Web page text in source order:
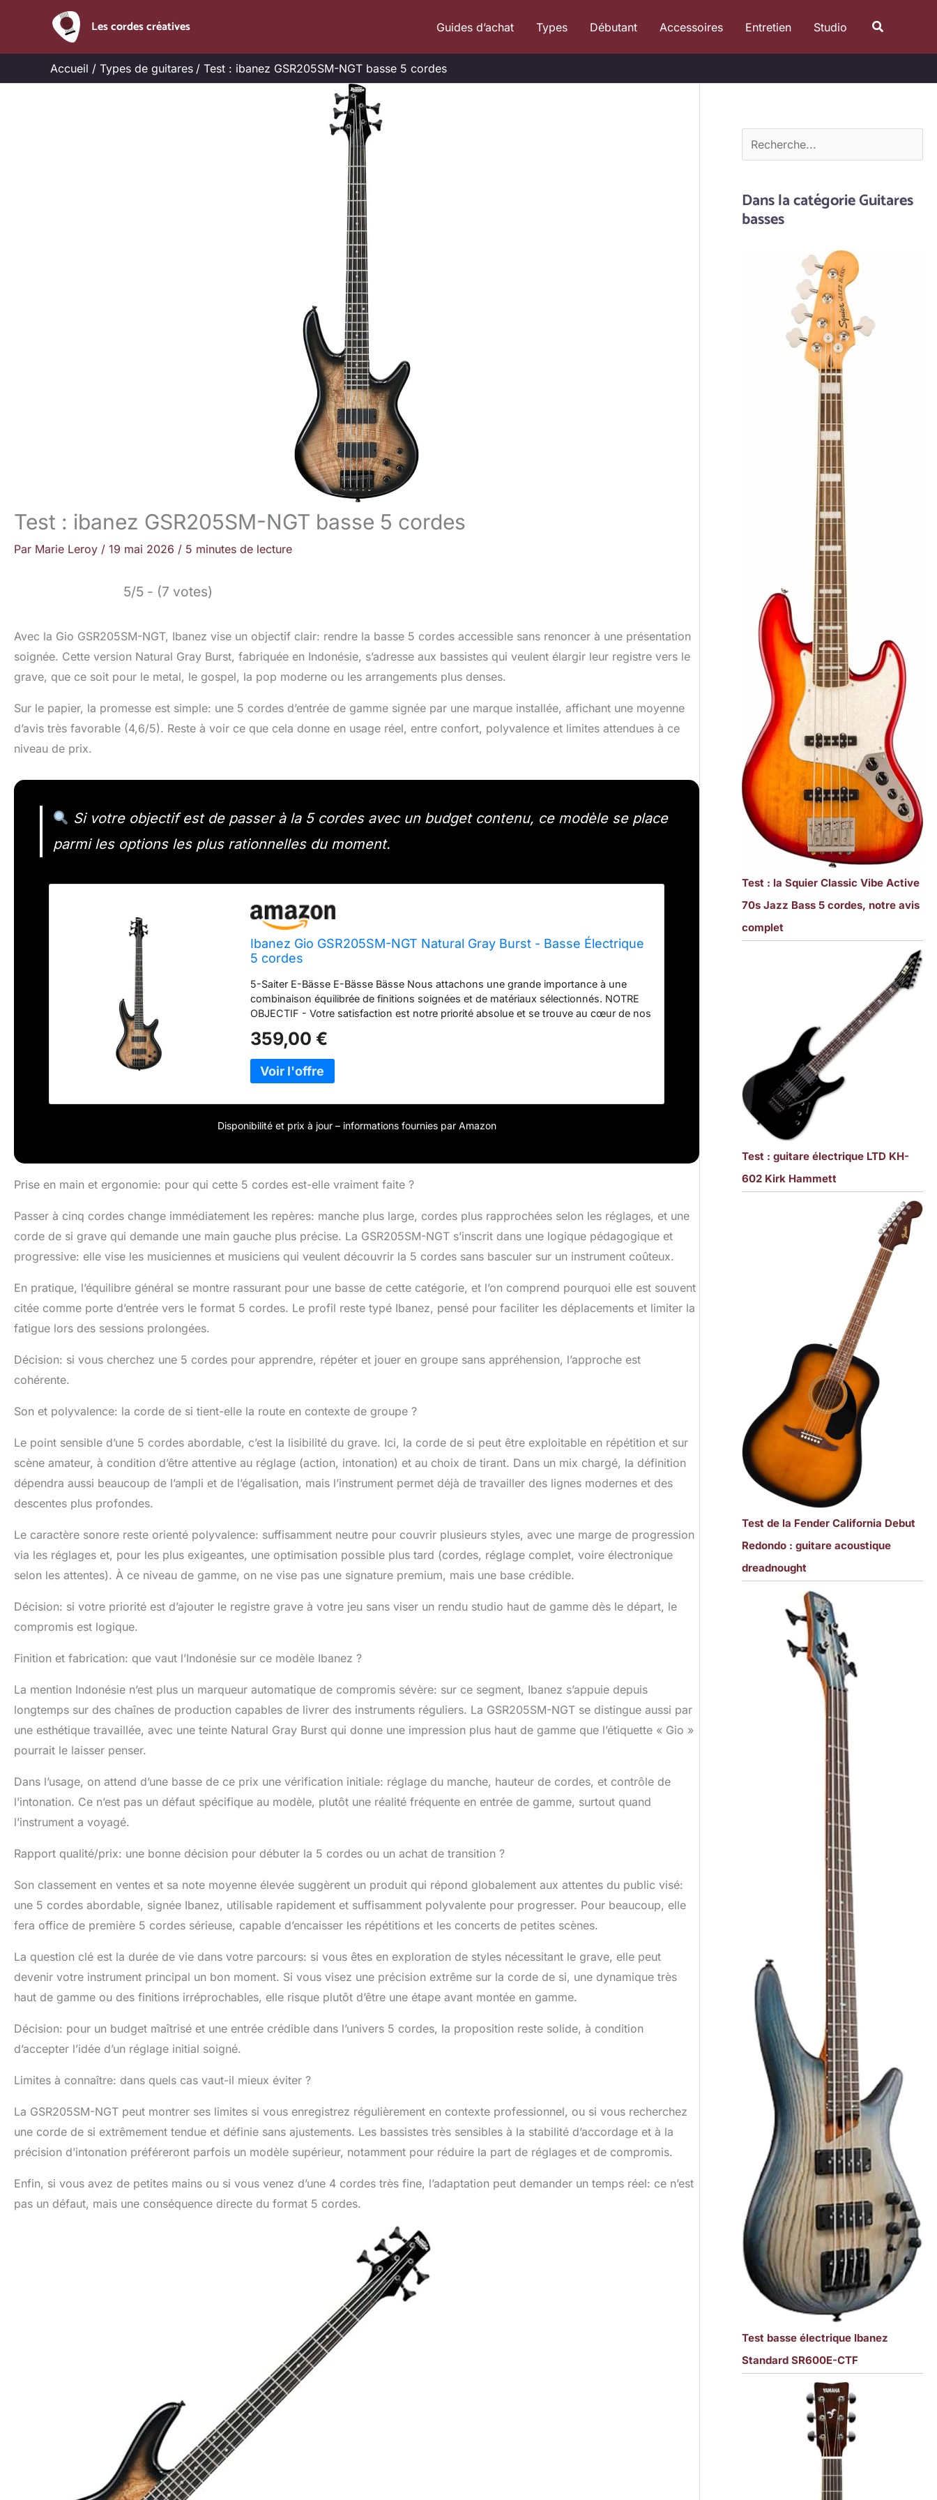
Les cordes créatives Guides d’achat Types Débutant Accessoires Entretien Studio
Accueil Types de guitares Test : ibanez GSR205SM-NGT basse 5 cordes
Test : ibanez GSR205SM-NGT basse 5 cordes
Par Marie Leroy / 19 mai 2026 / 5 minutes de lecture
5/5 - (7 votes)
Avec la Gio GSR205SM-NGT, Ibanez vise un objectif clair: rendre la basse 5 cordes accessible sans renoncer à une présentation
soignée. Cette version Natural Gray Burst, fabriquée en Indonésie, s’adresse aux bassistes qui veulent élargir leur registre vers le
grave, que ce soit pour le metal, le gospel, la pop moderne ou les arrangements plus denses.
Sur le papier, la promesse est simple: une 5 cordes d’entrée de gamme signée par une marque installée, affichant une moyenne
d’avis très favorable (4,6/5). Reste à voir ce que cela donne en usage réel, entre confort, polyvalence et limites attendues à ce
niveau de prix.
Si votre objectif est de passer à la 5 cordes avec un budget contenu, ce modèle se place
parmi les options les plus rationnelles du moment.
Ibanez Gio GSR205SM-NGT Natural Gray Burst - Basse Électrique
5 cordes
5-Saiter E-Bässe E-Bässe Bässe Nous attachons une grande importance à une
combinaison équilibrée de finitions soignées et de matériaux sélectionnés. NOTRE
OBJECTIF - Votre satisfaction est notre priorité absolue et se trouve au cœur de nos
359,00 €
Disponibilité et prix à jour – informations fournies par Amazon
Prise en main et ergonomie: pour qui cette 5 cordes est-elle vraiment faite ?
Passer à cinq cordes change immédiatement les repères: manche plus large, cordes plus rapprochées selon les réglages, et une
corde de si grave qui demande une main gauche plus précise. La GSR205SM-NGT s’inscrit dans une logique pédagogique et
progressive: elle vise les musiciennes et musiciens qui veulent découvrir la 5 cordes sans basculer sur un instrument coûteux.
En pratique, l’équilibre général se montre rassurant pour une basse de cette catégorie, et l’on comprend pourquoi elle est souvent
citée comme porte d’entrée vers le format 5 cordes. Le profil reste typé Ibanez, pensé pour faciliter les déplacements et limiter la
fatigue lors des sessions prolongées.
Décision: si vous cherchez une 5 cordes pour apprendre, répéter et jouer en groupe sans appréhension, l’approche est
cohérente.
Son et polyvalence: la corde de si tient-elle la route en contexte de groupe ?
Le point sensible d’une 5 cordes abordable, c’est la lisibilité du grave. Ici, la corde de si peut être exploitable en répétition et sur
scène amateur, à condition d’être attentive au réglage (action, intonation) et au choix de tirant. Dans un mix chargé, la définition
dépendra aussi beaucoup de l’ampli et de l’égalisation, mais l’instrument permet déjà de travailler des lignes modernes et des
descentes plus profondes.
Le caractère sonore reste orienté polyvalence: suffisamment neutre pour couvrir plusieurs styles, avec une marge de progression
via les réglages et, pour les plus exigeantes, une optimisation possible plus tard (cordes, réglage complet, voire électronique
selon les attentes). À ce niveau de gamme, on ne vise pas une signature premium, mais une base crédible.
Décision: si votre priorité est d’ajouter le registre grave à votre jeu sans viser un rendu studio haut de gamme dès le départ, le
compromis est logique.
Finition et fabrication: que vaut l’Indonésie sur ce modèle Ibanez ?
La mention Indonésie n’est plus un marqueur automatique de compromis sévère: sur ce segment, Ibanez s’appuie depuis
longtemps sur des chaînes de production capables de livrer des instruments réguliers. La GSR205SM-NGT se distingue aussi par
une esthétique travaillée, avec une teinte Natural Gray Burst qui donne une impression plus haut de gamme que l’étiquette « Gio »
pourrait le laisser penser.
Dans l’usage, on attend d’une basse de ce prix une vérification initiale: réglage du manche, hauteur de cordes, et contrôle de
l’intonation. Ce n’est pas un défaut spécifique au modèle, plutôt une réalité fréquente en entrée de gamme, surtout quand
l’instrument a voyagé.
Rapport qualité/prix: une bonne décision pour débuter la 5 cordes ou un achat de transition ?
Son classement en ventes et sa note moyenne élevée suggèrent un produit qui répond globalement aux attentes du public visé:
une 5 cordes abordable, signée Ibanez, utilisable rapidement et suffisamment polyvalente pour progresser. Pour beaucoup, elle
fera office de première 5 cordes sérieuse, capable d’encaisser les répétitions et les concerts de petites scènes.
La question clé est la durée de vie dans votre parcours: si vous êtes en exploration de styles nécessitant le grave, elle peut
devenir votre instrument principal un bon moment. Si vous visez une précision extrême sur la corde de si, une dynamique très
haut de gamme ou des finitions irréprochables, elle risque plutôt d’être une étape avant montée en gamme.
Décision: pour un budget maîtrisé et une entrée crédible dans l’univers 5 cordes, la proposition reste solide, à condition
d’accepter l’idée d’un réglage initial soigné.
Limites à connaître: dans quels cas vaut-il mieux éviter ?
La GSR205SM-NGT peut montrer ses limites si vous enregistrez régulièrement en contexte professionnel, ou si vous recherchez
une corde de si extrêmement tendue et définie sans ajustements. Les bassistes très sensibles à la stabilité d’accordage et à la
précision d’intonation préféreront parfois un modèle supérieur, notamment pour réduire la part de réglages et de compromis.
Enfin, si vous avez de petites mains ou si vous venez d’une 4 cordes très fine, l’adaptation peut demander un temps réel: ce n’est
pas un défaut, mais une conséquence directe du format 5 cordes.
e
c
rDans la catégorie Guitares
basses
Test : la Squier Classic Vibe Active
70s Jazz Bass 5 cordes, notre avis
complet
Test : guitare électrique LTD KH-
602 Kirk Hammett
Test de la Fender California Debut
Redondo : guitare acoustique
dreadnought
Test basse électrique Ibanez
Standard SR600E-CTF